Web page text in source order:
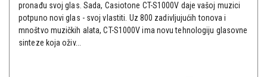
pronađu svoj glas. Sada, Casiotone CT-S1000V daje vašoj muzici
potpuno novi glas - svoj vlastiti. Uz 800 zadivljujućih tonova i
mnoštvo muzičkih alata, CT-S1000V ima novu tehnologiju glasovne
sinteze koja oživ...